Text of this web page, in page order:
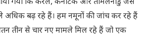
गया कि केरल, कर्नाटक और तमिलनाडु जैसे
अधिक बढ़ रहे हैं। हम नमूनों की जांच कर रहे हैं
तीन से चार नए मामले मिल रहे हैं जो एक